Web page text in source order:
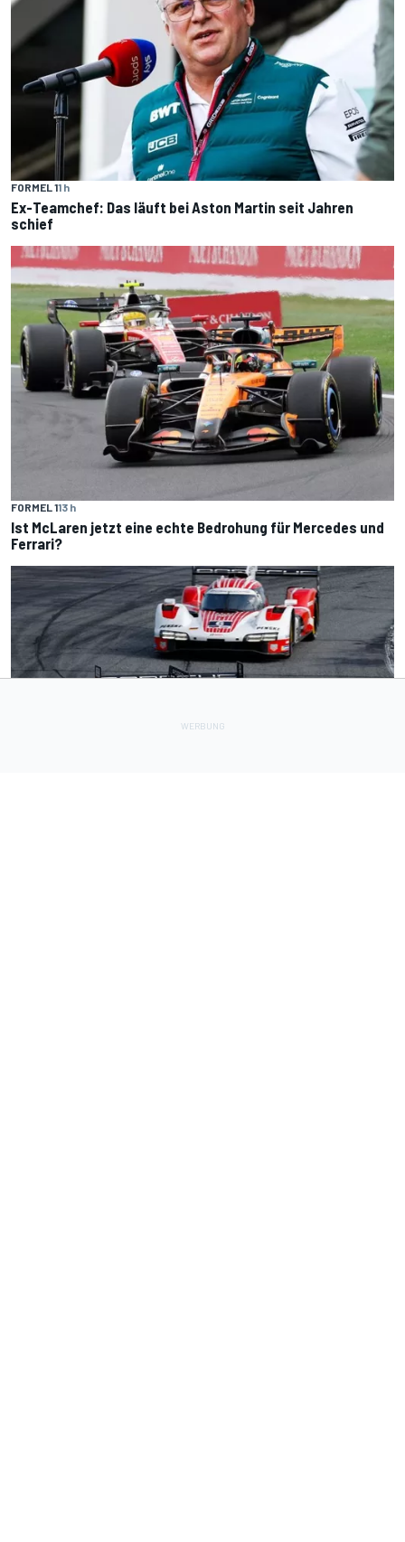
FORMEL 11 h
Ex-Teamchef: Das läuft bei Aston Martin seit Jahren
schief
FORMEL 113 h
Ist McLaren jetzt eine echte Bedrohung für Mercedes und
Ferrari?